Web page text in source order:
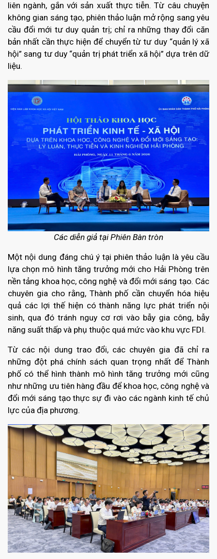
liên ngành, gắn với sản xuất thực tiễn. Từ câu chuyện
không gian sáng tạo, phiên thảo luận mở rộng sang yêu
cầu đổi mới tư duy quản trị; chỉ ra những thay đổi căn
bản nhất cần thực hiện để chuyển từ tư duy “quản lý xã
hội” sang tư duy “quản trị phát triển xã hội” dựa trên dữ
liệu.
Các diễn giả tại Phiên Bàn tròn
Một nội dung đáng chú ý tại phiên thảo luận là yêu cầu
lựa chọn mô hình tăng trưởng mới cho Hải Phòng trên
nền tảng khoa học, công nghệ và đổi mới sáng tạo. Các
chuyên gia cho rằng, Thành phố cần chuyển hóa hiệu
quả các lợi thế hiện có thành năng lực phát triển nội
sinh, qua đó tránh nguy cơ rơi vào bẫy gia công, bẫy
năng suất thấp và phụ thuộc quá mức vào khu vực FDI.
Từ các nội dung trao đổi, các chuyên gia đã chỉ ra
những đột phá chính sách quan trọng nhất để Thành
phố có thể hình thành mô hình tăng trưởng mới cũng
như những ưu tiên hàng đầu để khoa học, công nghệ và
đổi mới sáng tạo thực sự đi vào các ngành kinh tế chủ
lực của địa phương.